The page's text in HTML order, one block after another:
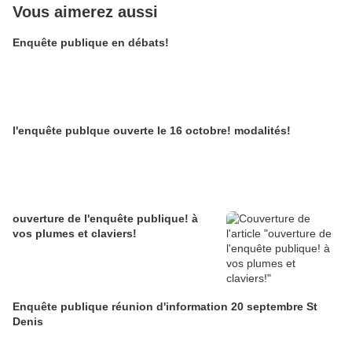
Vous aimerez aussi
Enquête publique en débats!
l'enquête publque ouverte le 16 octobre! modalités!
ouverture de l'enquête publique! à
vos plumes et claviers!
Enquête publique réunion d'information 20 septembre St
Denis